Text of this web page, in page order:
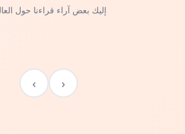
إليك بعض آراء قراءنا حول
‹
›